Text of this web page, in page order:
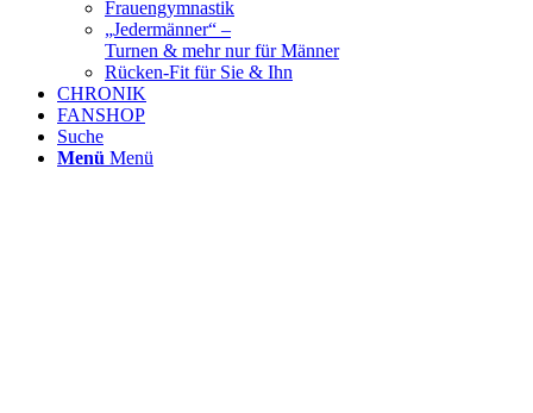
Frauengymnastik
„Jedermänner“ –
Turnen & mehr nur für Männer
Rücken-Fit für Sie & Ihn
CHRONIK
FANSHOP
Suche
Menü Menü